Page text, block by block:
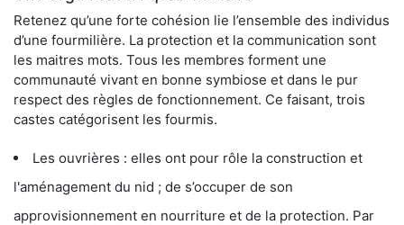
Retenez qu’une forte cohésion lie l’ensemble des individus
d’une fourmilière. La protection et la communication sont
les maitres mots. Tous les membres forment une
communauté vivant en bonne symbiose et dans le pur
respect des règles de fonctionnement. Ce faisant, trois
castes catégorisent les fourmis.
Les ouvrières : elles ont pour rôle la construction et
l'aménagement du nid ; de s’occuper de son
approvisionnement en nourriture et de la protection. Par